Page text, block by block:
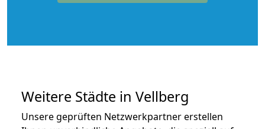
Weitere Städte in Vellberg
Unsere geprüften Netzwerkpartner erstellen